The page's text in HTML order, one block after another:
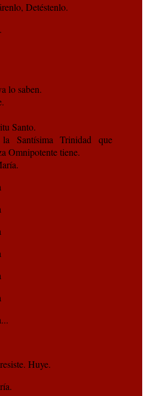
Detéstenlo.
lo saben.
Santo.
Santísima Trinidad que
Omnipotente tiene.
Huye.